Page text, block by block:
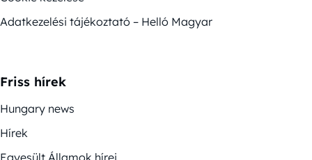
Adatkezelési tájékoztató – Helló Magyar
Friss hírek
Hungary news
Hírek